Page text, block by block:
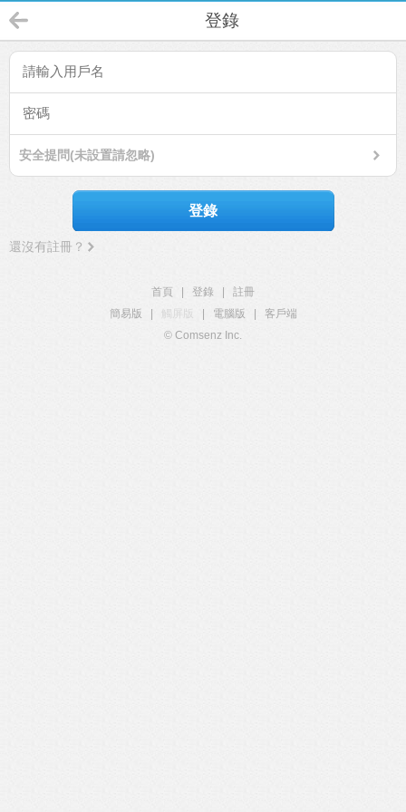
登錄
安全提問(未設置請忽略)
登錄
還沒有註冊？
首頁 登錄
註冊
簡易版
觸屏版 電腦版
客戶端
© Comsenz Inc.